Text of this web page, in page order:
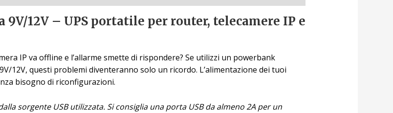
9V/12V – UPS portatile per router, telecamere IP e
IP va offline e l’allarme smette di rispondere? Se utilizzi un powerbank
12V, questi problemi diventeranno solo un ricordo. L’alimentazione dei tuoi
bisogno di riconfigurazioni.
sorgente USB utilizzata. Si consiglia una porta USB da almeno 2A per un